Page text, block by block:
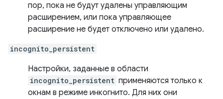
пор, пока не будут удалены управляющим
расширением, или пока управляющее
расширение не будет отключено или удалено.
incognito_persistent
Настройки, заданные в области
incognito_persistent применяются только к
окнам в режиме инкогнито. Для них они